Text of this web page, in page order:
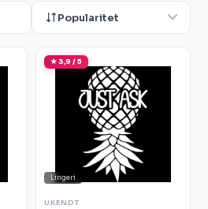
Popularitet
★ 3,9 / 5
Lingeri
UKENDT